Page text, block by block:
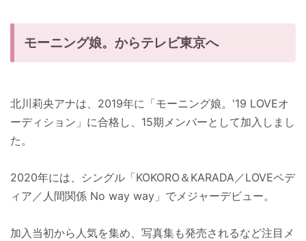
モーニング娘。からテレビ東京へ
北川莉央アナは、2019年に「モーニング娘。'19 LOVEオ
ーディション」に合格し、15期メンバーとして加入しまし
た。
2020年には、シングル「KOKORO＆KARADA／LOVEペデ
ィア／人間関係 No way way」でメジャーデビュー。
加入当初から人気を集め、写真集も発売されるなど注目メ